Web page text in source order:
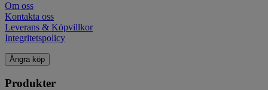
Om oss
Kontakta oss
Leverans & Köpvillkor
Integritetspolicy
Ångra köp
Produkter